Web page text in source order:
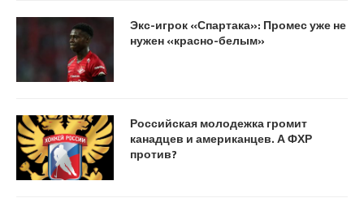
Экс-игрок «Спартака»: Промес уже не
нужен «красно-белым»
Российская молодежка громит
канадцев и американцев. А ФХР
против?